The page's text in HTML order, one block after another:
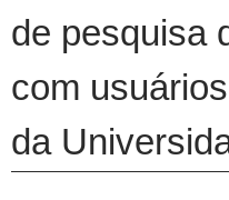
de pesquisa
com
da